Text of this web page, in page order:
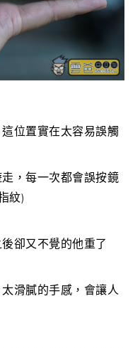
位置實在太容易誤觸
，每一次都會誤按鏡
紋)
卻又不覺的他重了
滑膩的手感，會讓人